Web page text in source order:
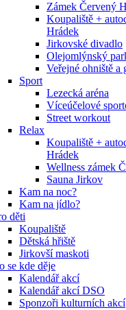
Zámek Červený
Koupaliště +
Hrádek
Jirkovské divadlo
Olejomlýnský
Veřejné ohniště a
Sport
Lezecká aréna
Víceúčelové
Street workout
Relax
Koupaliště +
Hrádek
Wellness zámek
Sauna Jirkov
Kam na noc?
Kam na jídlo?
děti
Koupaliště
Dětská hřiště
Jirkovší maskoti
se kde děje
Kalendář akcí
Kalendář akcí DSO
Sponzoři kulturních akcí